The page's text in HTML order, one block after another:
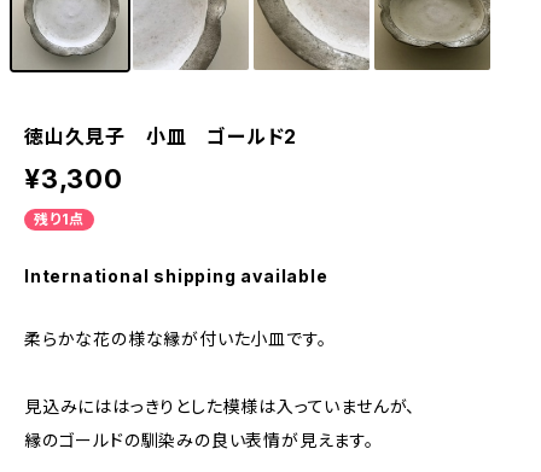
徳山久見子 小皿 ゴールド2
¥3,300
残り1点
International shipping available
柔らかな花の様な縁が付いた小皿です。
見込みにははっきりとした模様は入っていませんが、
縁のゴールドの馴染みの良い表情が見えます。